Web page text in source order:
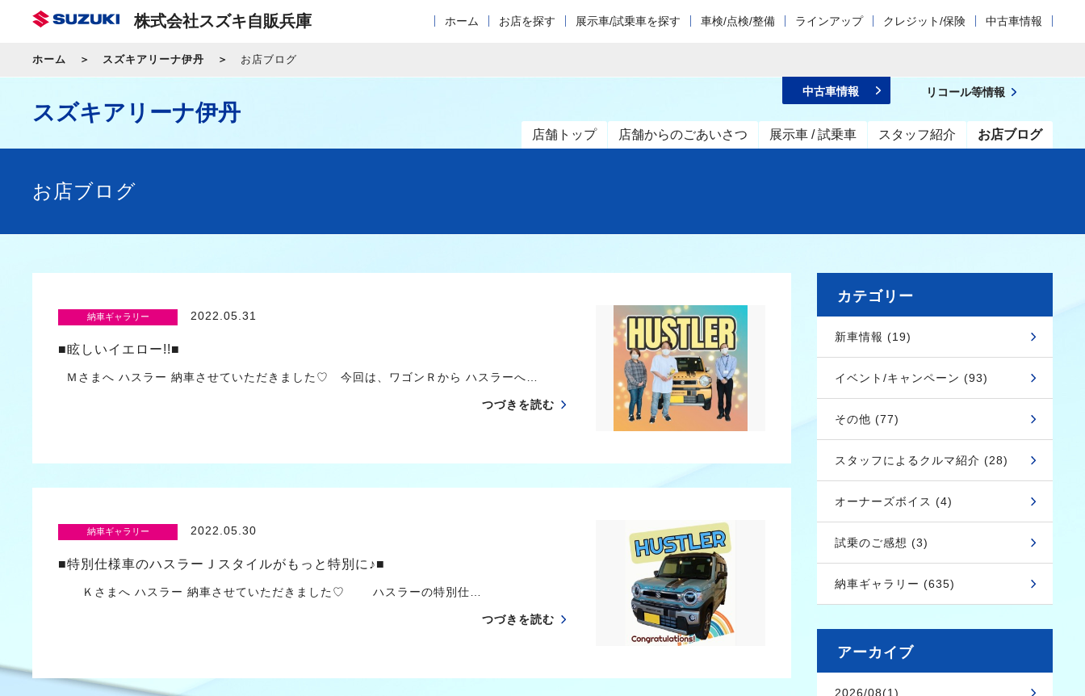
株式会社スズキ自販兵庫 ホーム お店を探す 展示車/試乗車を探す 車検/点検/整備 ラインアップ クレジット/保険 中古車情報
ホーム スズキアリーナ伊丹 お店ブログ
スズキアリーナ伊丹
店舗トップ 店舗からのごあいさつ 展示車 / 試乗車 スタッフ紹介 お店ブログ
中古車情報 リコール等情報
お店ブログ
納車ギャラリー 2022.05.31
■眩しいイエロー!!■
Ｍさまへ ハスラー 納車させていただきました♡ 今回は、ワゴンＲから ハスラーへ…
つづきを読む
納車ギャラリー 2022.05.30
■特別仕様車のハスラーＪスタイルがもっと特別に♪■
Ｋさまへ ハスラー 納車させていただきました♡ ハスラーの特別仕…
つづきを読む
カテゴリー
新車情報 (19)
イベント/キャンペーン (93)
その他 (77)
スタッフによるクルマ紹介 (28)
オーナーズボイス (4)
試乗のご感想 (3)
納車ギャラリー (635)
アーカイブ
2026/08(1)